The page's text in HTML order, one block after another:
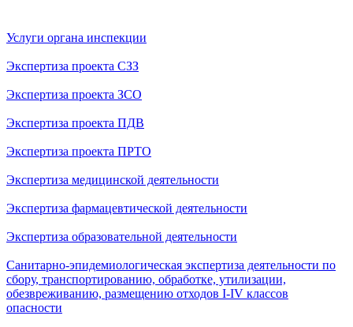
Услуги органа инспекции
Экспертиза проекта СЗЗ
Экспертиза проекта ЗСО
Экспертиза проекта ПДВ
Экспертиза проекта ПРТО
Экспертиза медицинской деятельности
Экспертиза фармацевтической деятельности
Экспертиза образовательной деятельности
Санитарно-эпидемиологическая экспертиза деятельности по
сбору, транспортированию, обработке, утилизации,
обезвреживанию, размещению отходов I-IV классов
опасности